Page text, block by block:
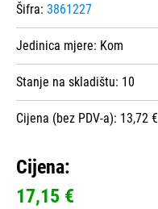
Šifra: 3861227
Jedinica mjere: Kom
Stanje na skladištu: 10
Cijena (bez PDV-a): 13,72 €
Cijena:
17,15 €